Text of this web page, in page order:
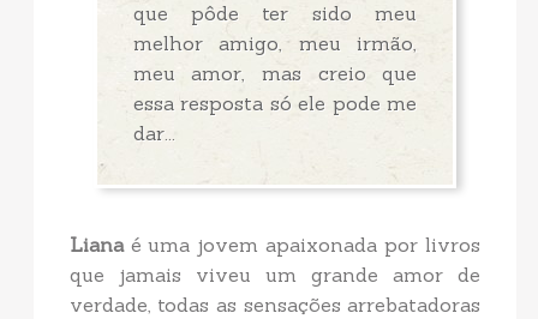
que pôde ter sido meu
melhor amigo, meu irmão,
meu amor, mas creio que
essa resposta só ele pode me
dar...
Lianaé uma jovem apaixonada por livros
que jamais viveu um grande amor de
verdade, todas as sensações arrebatadoras